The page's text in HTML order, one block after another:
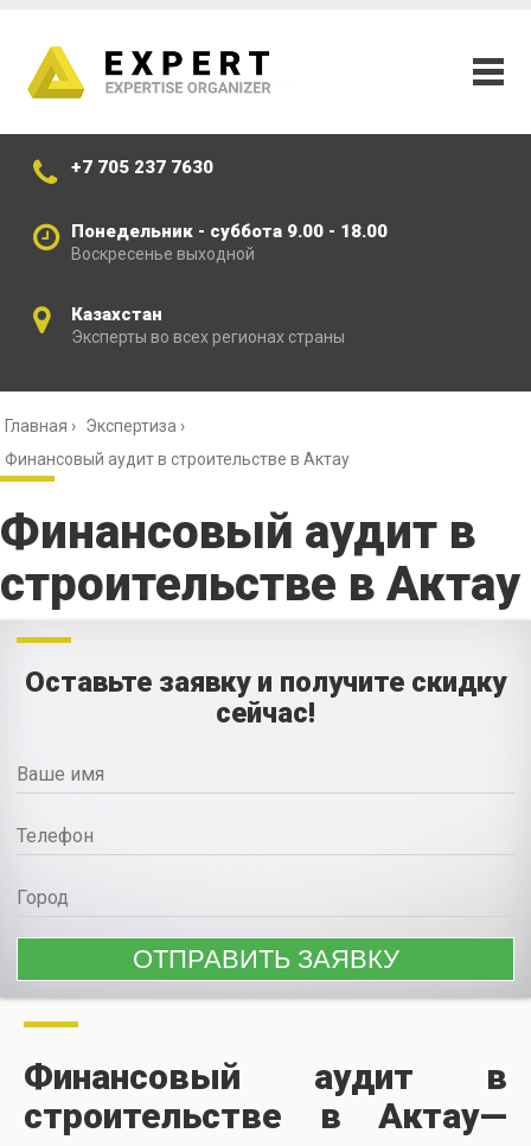
+7 705 237 7630
Понедельник - суббота 9.00 - 18.00
Воскресенье выходной
Казахстан
Эксперты во всех регионах страны
Главная › Экспертиза ›
Финансовый аудит в строительстве в Актау
Финансовый аудит в
строительстве в Актау
Оставьте заявку и получите скидку
сейчас!
Финансовый аудит в
строительстве в Актау—